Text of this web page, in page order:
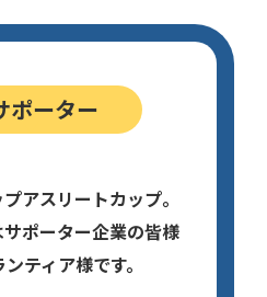
ポーター
アスリートカップ。
ポーター企業の皆様
ティア様です。